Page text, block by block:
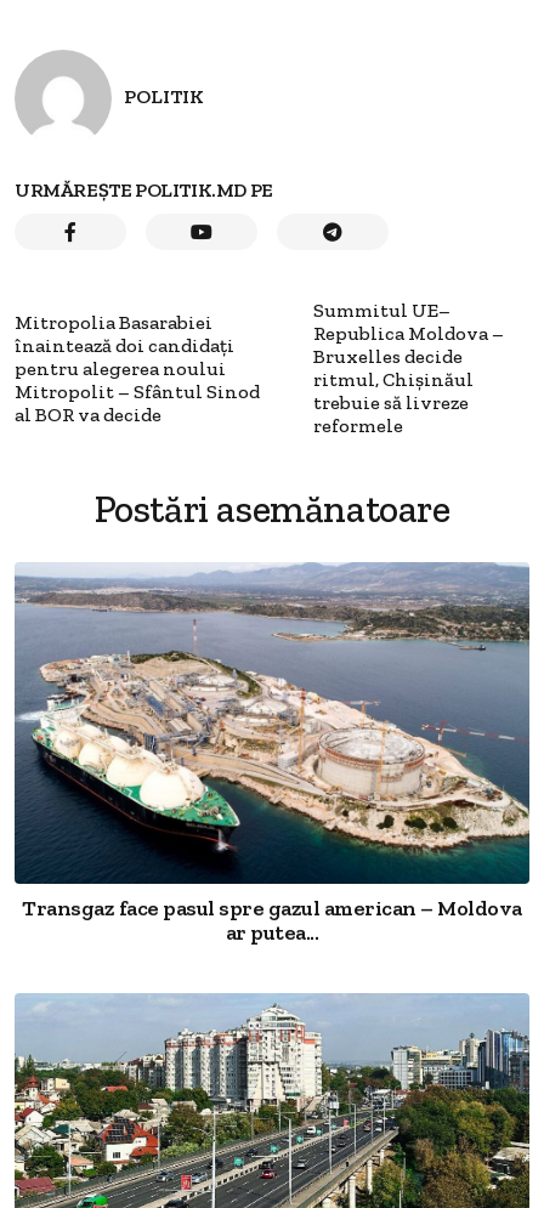
POLITIK
URMĂREȘTE POLITIK.MD PE
Mitropolia Basarabiei
înaintează doi candidați
pentru alegerea noului
Mitropolit – Sfântul Sinod
al BOR va decide
Summitul UE–
Republica Moldova –
Bruxelles decide
ritmul, Chișinăul
trebuie să livreze
reformele
Postări asemănatoare
Transgaz face pasul spre gazul american – Moldova
ar putea...